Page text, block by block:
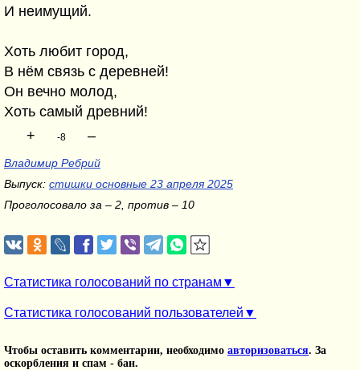
И неимущий.
Хоть любит город,
В нём связь с деревней!
Он вечно молод,
Хоть самый древний!
+
-8 –
Владимир Ребрий
Выпуск: стишки основные 23 апреля 2025
Проголосовало за – 2, против – 10
Статистика голосований по странам
Статистика голосований пользователей
Чтобы оставить комментарии, необходимо авторизоваться. За
оскорбления и спам - бан.